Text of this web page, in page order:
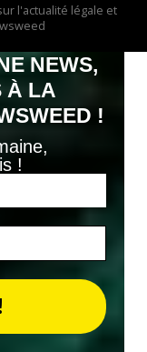
l'actualité légale et
NEWS,
À LA
!
!